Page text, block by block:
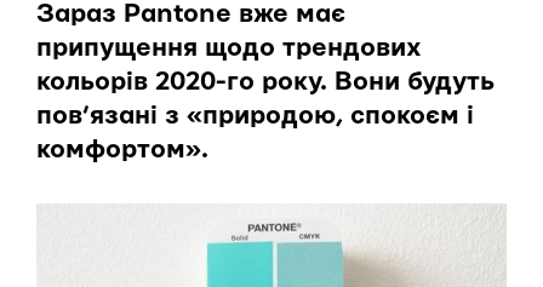
Зараз Pantone вже має
припущення щодо трендових
кольорів 2020-го року. Вони будуть
пов’язані з «природою, спокоєм і
комфортом».